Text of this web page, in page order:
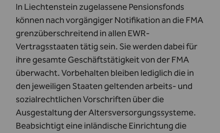
In Liechtenstein zugelassene Pensionsfonds
können nach vorgängiger Notifikation an die FMA
grenzüberschreitend in allen EWR-
Vertragsstaaten tätig sein. Sie werden dabei für
ihre gesamte Geschäftstätigkeit von der FMA
überwacht. Vorbehalten bleiben lediglich die in
den jeweiligen Staaten geltenden arbeits- und
sozialrechtlichen Vorschriften über die
Ausgestaltung der Altersversorgungssysteme.
Beabsichtigt eine inländische Einrichtung die